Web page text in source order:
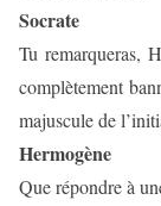
Socrate
Tu remarqueras,
complètement
majuscule de
Hermogène
Que répondre à